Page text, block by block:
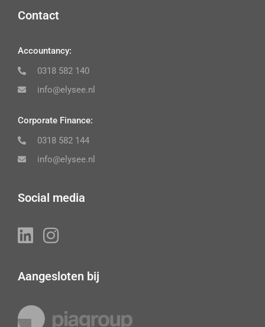
Contact
Accountancy:
0318 582 140
info@elysee.nl
Corporate Finance:
0318 582 144
info@elysee.nl
Social media
Aangesloten bij